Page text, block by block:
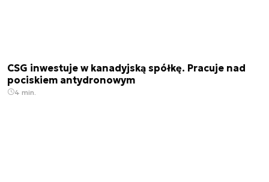
CSG inwestuje w kanadyjską spółkę. Pracuje nad
pociskiem antydronowym
4 min.